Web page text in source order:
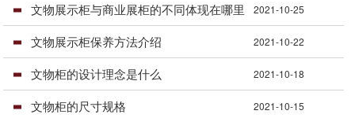
文物展示柜与商业展柜的不同体现在哪里 2021-10-25
文物展示柜保养方法介绍 2021-10-22
文物柜的设计理念是什么 2021-10-18
文物柜的尺寸规格 2021-10-15